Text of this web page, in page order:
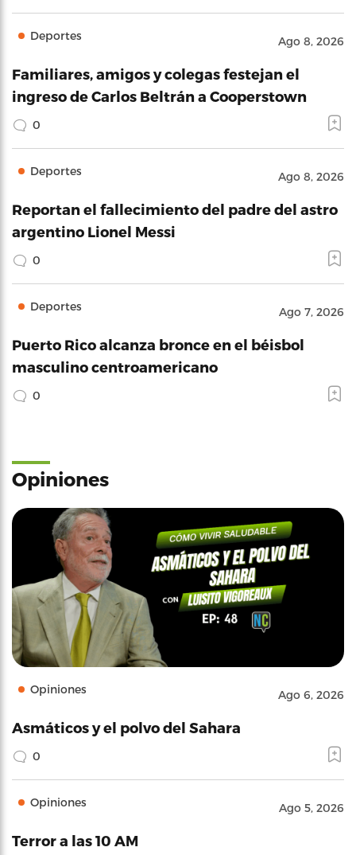
Deportes Ago 8, 2026
Familiares, amigos y colegas festejan el
ingreso de Carlos Beltrán a Cooperstown
0
Deportes Ago 8, 2026
Reportan el fallecimiento del padre del astro
argentino Lionel Messi
0
Deportes Ago 7, 2026
Puerto Rico alcanza bronce en el béisbol
masculino centroamericano
0
Opiniones
Opiniones Ago 6, 2026
Asmáticos y el polvo del Sahara
0
Opiniones Ago 5, 2026
Terror a las 10 AM